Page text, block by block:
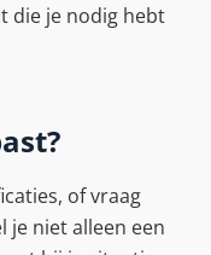
die je nodig hebt
of vraag
je niet alleen een